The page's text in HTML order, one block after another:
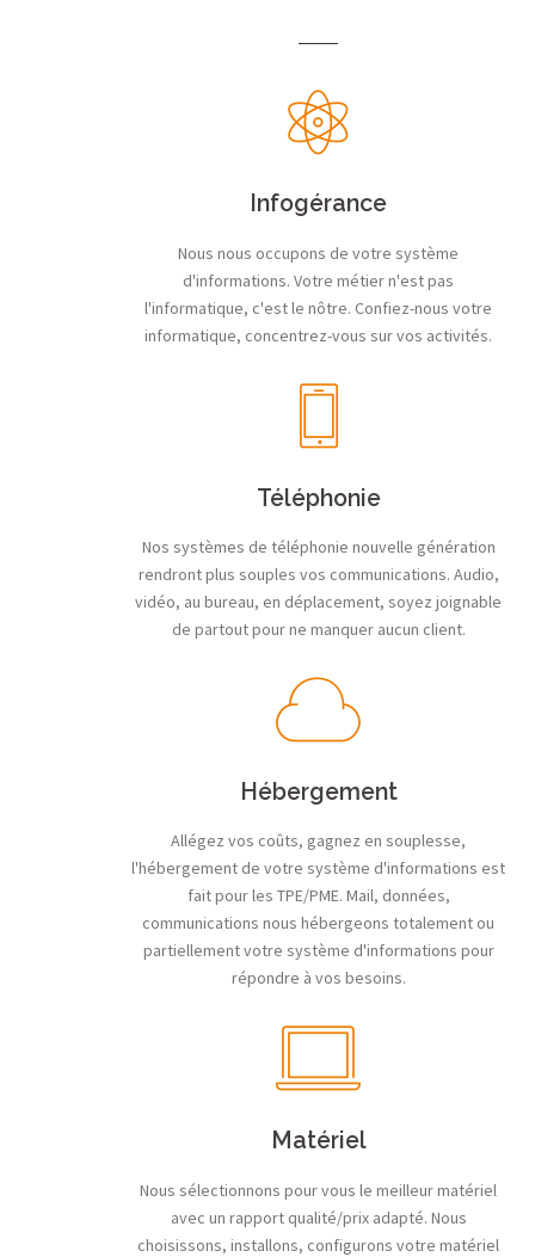
Infogérance
Nous nous occupons de votre système
d'informations. Votre métier n'est pas
l'informatique, c'est le nôtre. Confiez-nous votre
informatique, concentrez-vous sur vos activités.
Téléphonie
Nos systèmes de téléphonie nouvelle génération
rendront plus souples vos communications. Audio,
vidéo, au bureau, en déplacement, soyez joignable
de partout pour ne manquer aucun client.
Hébergement
Allégez vos coûts, gagnez en souplesse,
l'hébergement de votre système d'informations est
fait pour les TPE/PME. Mail, données,
communications nous hébergeons totalement ou
partiellement votre système d'informations pour
répondre à vos besoins.
Matériel
Nous sélectionnons pour vous le meilleur matériel
avec un rapport qualité/prix adapté. Nous
choisissons, installons, configurons votre matériel